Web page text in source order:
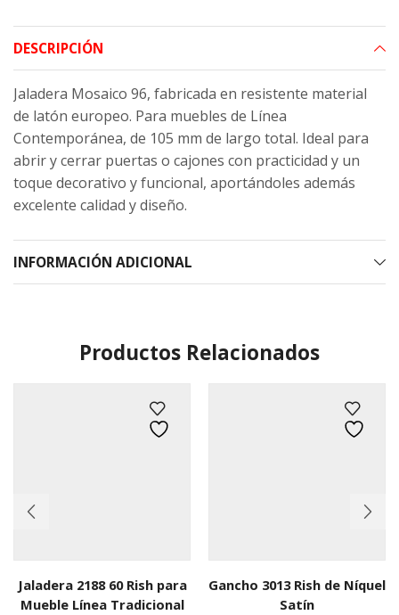
DESCRIPCIÓN
Jaladera Mosaico 96, fabricada en resistente material
de latón europeo. Para muebles de Línea
Contemporánea, de 105 mm de largo total. Ideal para
abrir y cerrar puertas o cajones con practicidad y un
toque decorativo y funcional, aportándoles además
excelente calidad y diseño.
INFORMACIÓN ADICIONAL
Productos Relacionados
Jaladera 2188 60 Rish para
Mueble Línea Tradicional
Gancho 3013 Rish de Níquel
Satín